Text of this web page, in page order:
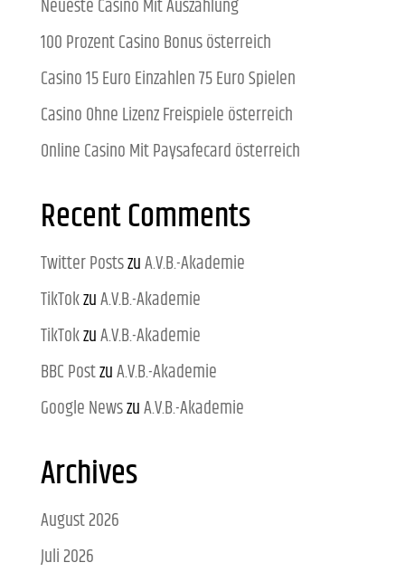
Neueste Casino Mit Auszahlung
100 Prozent Casino Bonus österreich
Casino 15 Euro Einzahlen 75 Euro Spielen
Casino Ohne Lizenz Freispiele österreich
Online Casino Mit Paysafecard österreich
Recent Comments
Twitter PostszuA.V.B.-Akademie
TikTokzuA.V.B.-Akademie
TikTokzuA.V.B.-Akademie
BBC PostzuA.V.B.-Akademie
Google NewszuA.V.B.-Akademie
Archives
August 2026
Juli 2026